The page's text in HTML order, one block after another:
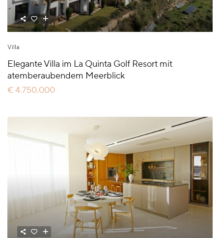
Villa
Elegante Villa im La Quinta Golf Resort mit
atemberaubendem Meerblick
€ 4.750.000